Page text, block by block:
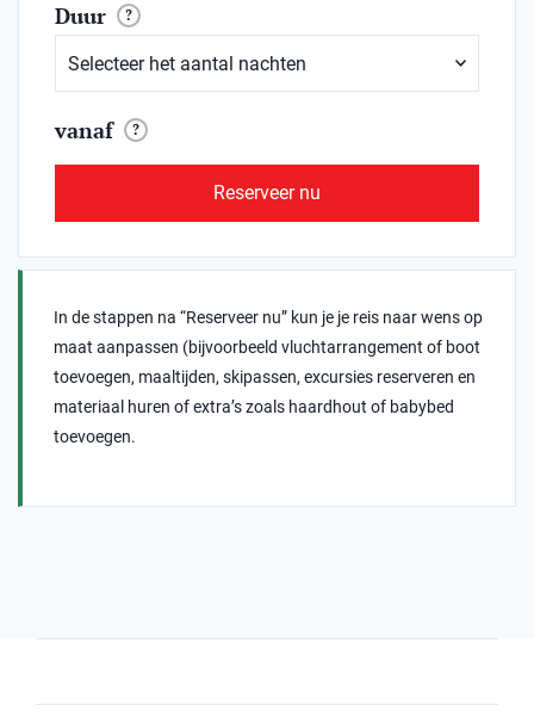
Duur ?
vanaf ?
Reserveer nu
In de stappen na “Reserveer nu” kun je je reis naar wens op
maat aanpassen (bijvoorbeeld vluchtarrangement of boot
toevoegen, maaltijden, skipassen, excursies reserveren en
materiaal huren of extra’s zoals haardhout of babybed
toevoegen.